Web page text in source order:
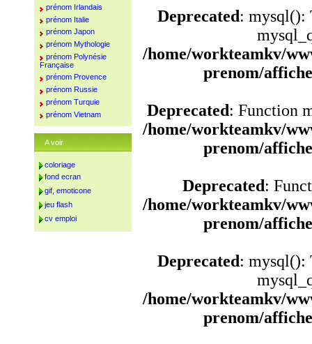
Deprecated: mysql():
/home/workteamkv/
prenom/
Deprecated: Function
/home/workteamkv/
prenom/
Deprecated:
/home/workteamkv/
prenom/
Deprecated: mysql():
/home/workteamkv/
prenom/
prénom Irlandais
prénom Italie
prénom Japon
prénom Mythologie
prénom Polynésie
Française
prénom Provence
prénom Russie
prénom Turquie
prénom Vietnam
A voir
coloriage
fond ecran
gif, emoticone
jeu flash
cv emploi